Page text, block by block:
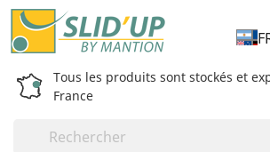
Tous les produits sont stockés et
France